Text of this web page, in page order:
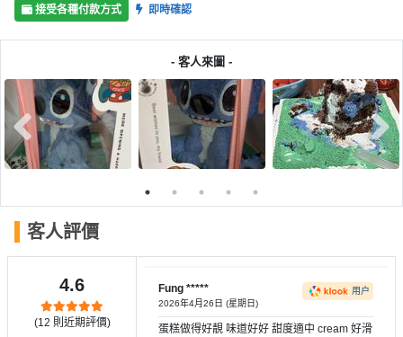
P
R
o
o
到
會
特
活
搞
P
t
y
聚
活
動
活
略
會
接受各種付款方式 即時確認
- 客人來圖 -
客人評價
4.6
(12 則近期評價)
Fung *****
2026年4月26日 (星期日)
用户
蛋糕做得好靚 味道好好 甜度適中 cream 好滑